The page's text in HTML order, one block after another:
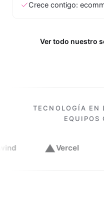
Crece contigo:
Ver todo nuestro
TECNOLOGÍA EN
EQUIPOS
Vercel JS Node.js